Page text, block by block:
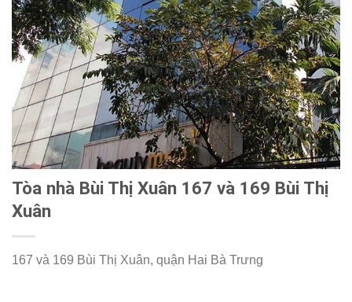
Tòa nhà Bùi Thị Xuân 167 và 169 Bùi Thị
Xuân
167 và 169 Bùi Thị Xuân, quận Hai Bà Trưng